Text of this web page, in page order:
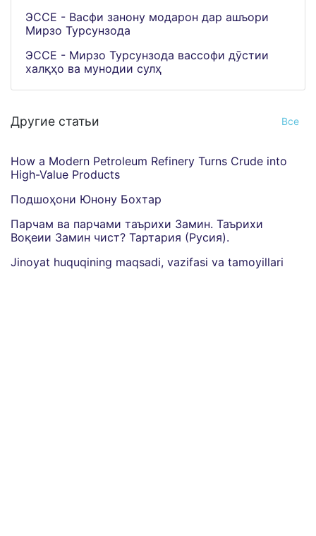
ЭССЕ - Васфи занону модарон дар ашъори
Мирзо Турсунзода
ЭССЕ - Мирзо Турсунзода вассофи дӯстии
халқҳо ва мунодии сулҳ
Другие статьи Все
How a Modern Petroleum Refinery Turns Crude into
High-Value Products
Подшоҳони Юнону Бохтар
Парчам ва парчами таърихи Замин. Таърихи
Воқеии Замин чист? Тартария (Русия).
Jinoyat huquqining maqsadi, vazifasi va tamoyillari